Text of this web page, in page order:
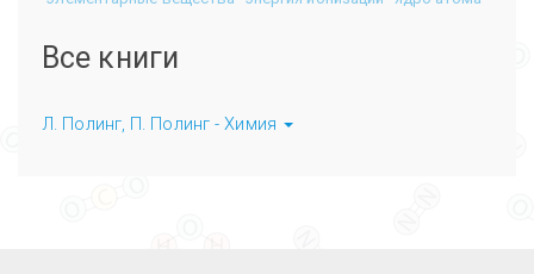
Все книги
Л. Полинг, П. Полинг - Химия